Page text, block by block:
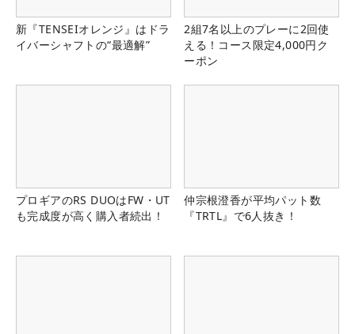
新『TENSEIオレンジ』はドラ
イバーシャフトの“最適解”
2組7名以上のプレーに2回使
える！コース限定4,000円ク
ーポン
プロギアのRS DUOはFW・UT
も完成度が高く購入者続出！
仲宗根澄香が平均パット数
『TRTL』で6人抜き！